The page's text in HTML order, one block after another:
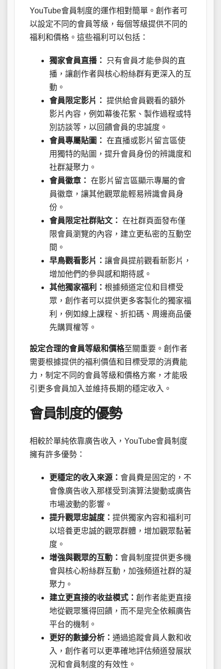
YouTube會員制度的運作相對簡單。創作者可
以設定不同的會員等級，每個等級提供不同的
福利和價格。這些福利可以包括：
獨家會員直播：
只有會員才能參與的直
播，讓創作者與核心粉絲群有更深入的互
動。
會員限定影片： 提供給會員觀看的額外
影片內容，例如幕後花絮、製作過程或特
別訪談等，以回饋會員的忠誠度。
會員專屬貼圖： 在直播或影片留言區使
用獨特的貼圖，提升會員身份的辨識度和
社群凝聚力。
會員徽章： 在影片留言區顯示專屬的會
員徽章，讓其他觀眾能輕易辨識會員身
份。
會員限定社群貼文： 在社群頁面發布僅
限會員瀏覽的內容，建立更私密的互動空
間。
早鳥觀看影片： 讓會員提前觀看新影片，
增加他們的參與感和期待感。
其他獨家福利： 根據頻道定位和目標受
眾，創作者可以提供更多客製化的獨家福
利，例如線上課程、折扣碼、周邊商品優
先購買權等。
設定合理的會員等級和價格至關重要。創作者
需要根據提供的福利價值和目標受眾的消費能
力，制定不同的會員等級和價格方案，才能吸
引更多會員加入並維持長期的穩定收入。
會員制度的優勢
相較於單純依靠廣告收入，YouTube會員制度
擁有許多優勢：
更穩定的收入來源： 會員費是固定的，不
會像廣告收入那樣受到演算法變動或廣告
市場波動的影響。
提升觀眾忠誠度： 提供獨家內容和福利可
以培養更忠誠的觀眾群體，增加觀眾黏著
度。
增強與觀眾的互動： 會員制度提供更多機
會與核心粉絲群互動，加強頻道社群的凝
聚力。
建立更直接的收益模式： 創作者能更直接
地從觀眾獲得回饋，而不是完全依賴廣告
平台的機制。
更好的數據分析： 通過追蹤會員人數和收
入，創作者可以更準確地評估頻道發展狀
況和會員制度的有效性。